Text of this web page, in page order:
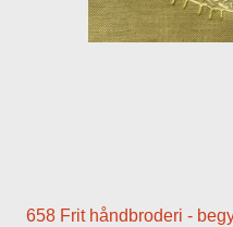
658 Frit håndbroderi -